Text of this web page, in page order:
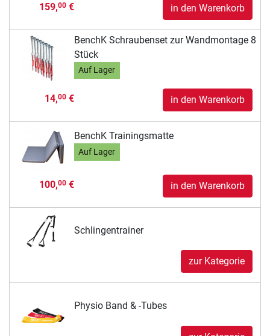
159,00€ in den Warenkorb
BenchK Schraubenset zur Wandmontage 8
Stück
Auf Lager
14,00€ in den Warenkorb
BenchK Trainingsmatte
Auf Lager
100,00€ in den Warenkorb
Schlingentrainer
zur Kategorie
Physio Band & -Tubes